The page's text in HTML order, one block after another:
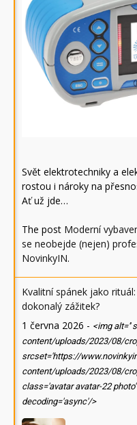
Svět elektrotechniky a
rostou i nároky na
Ať už jde…
The post Moderní
se neobejde (nejen)
NovinkyIN.
Kvalitní spánek jako
dokonalý zážitek?
1 června 2026 - <img alt=''
content/uploads/2023/08/
srcset='https://
content/uploads/2023/08/
class='avatar avatar-22
decoding='async'/>